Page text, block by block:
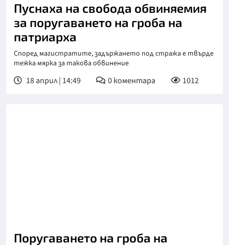
Пуснаха на свобода обвиняемия
за поругаването на гроба на
патриарха
Според магистратите, задържането под стража е твърде
тежка мярка за такова обвинение
18 април | 14:49 0коментара 1012
Поругаването на гроба на